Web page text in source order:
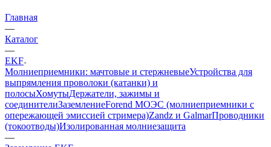
Главная
—
Каталог
—
EKF
Молниеприемники: мачтовые и стержневыеУстройства для
выпрямления проволоки (катанки) и
полосыХомутыДержатели, зажимы и
соединителиЗаземлениеForend МОЭС (молниеприемники с
опережающей эмиссией стримера)Zandz и GalmarПроводники
(токоотводы)Изолированная молниезащита
—